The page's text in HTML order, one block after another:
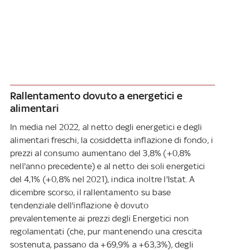
Rallentamento dovuto a energetici e
alimentari
In media nel 2022, al netto degli energetici e degli
alimentari freschi, la cosiddetta inflazione di fondo, i
prezzi al consumo aumentano del 3,8% (+0,8%
nell'anno precedente) e al netto dei soli energetici
del 4,1% (+0,8% nel 2021), indica inoltre l'Istat. A
dicembre scorso, il rallentamento su base
tendenziale dell'inflazione è dovuto
prevalentemente ai prezzi degli Energetici non
regolamentati (che, pur mantenendo una crescita
sostenuta, passano da +69,9% a +63,3%), degli